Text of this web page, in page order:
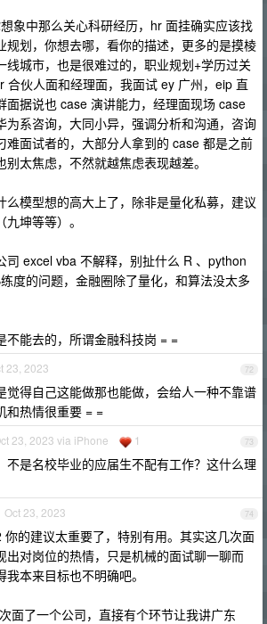
象中那么关心科研经历，hr 面挂确实应该找
规划，你想去哪，看你的描述，更多的是摸棱
线城市，也是很难过的，职业规划+学历过关
合伙人面和经理面，我面试 ey 广州，eip 直
面据说也 case 演讲能力，经理面现场 case
为系咨询，大同小异，强调分析和沟通，咨询
难面试者的，大部分人拿到的 case 都是之前
太焦虑，不然就越焦虑表现越差。
么模型想的高大上了，除非是量化私募，建议
坤等等）。
司 excel vba 不解释，别扯什么 R 、python
度的问题，金融圈除了量化，和算法没太多
不能去的，所谓金融科技岗 = =
72
23, 2023
觉得自己这能做那也能做，会给人一种不靠谱
和热情很重要 = =
73
23, 2023 via iPhone 1
不是名校毕业的应届生不配有工作？这什么理
74
Oct 23, 2023
你的建议太重要了，特别有用。其实这几次面
出对岗位的热情，只是机械的面试聊一聊而
本来目标也不明确吧。
面了一个公司，直接有个环节让我讲广东